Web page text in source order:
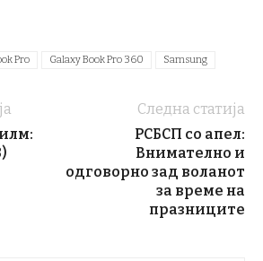
Pro Galaxy Book Pro 360 Samsung
Следна статија
РСБСП со апел:
Внимателно и
одговорно зад воланот
за време на
празниците